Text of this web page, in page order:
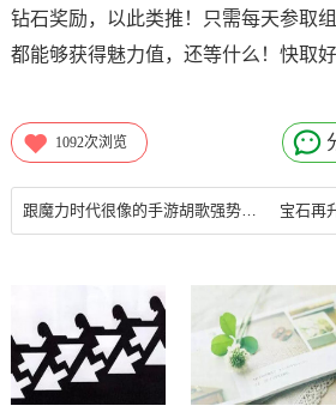
钻石奖励，以此类推！只需每天参取
都能够获得魅力值，还等什么！快取
1092次浏览
跟魔力时代很像的手游胡歌强势推荐 新英雄霸气登陆魔力时代